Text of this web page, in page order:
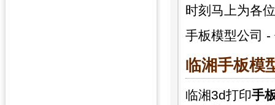
时刻马上为各
手板模型公司 -
临湘手板模
临湘3d打印手